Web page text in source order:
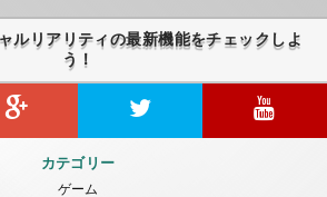
ルリアリティの最新機能をチェックしよ
う！
カテゴリー
ゲーム